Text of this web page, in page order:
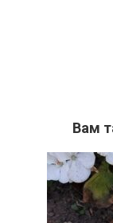
Вам